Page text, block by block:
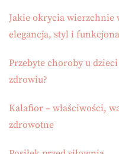
Jakie okrycia wierzchnie
elegancja, styl i
Przebyte choroby u
zdrowiu?
Kalafior – właściwości,
zdrowotne